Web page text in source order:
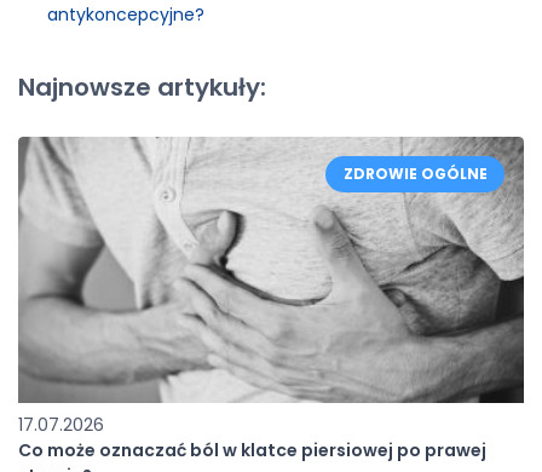
antykoncepcyjne?
Najnowsze artykuły:
17.07.2026
Co może oznaczać ból w klatce piersiowej po prawej
ZDROWIE OGÓLNE